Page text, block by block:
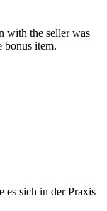
with the seller was
bonus item.
es sich in der Praxis